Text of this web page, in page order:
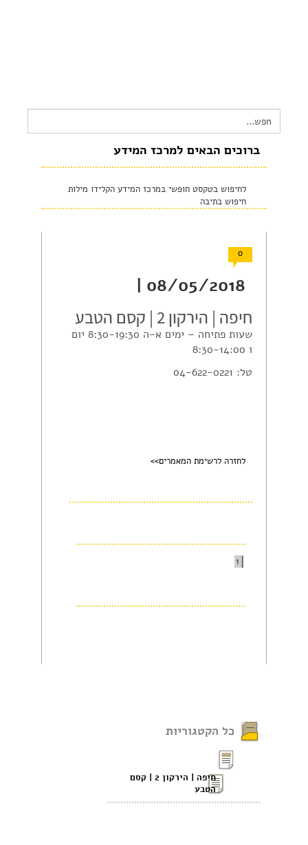
Search
for:
ברוכים הבאים למרכז המידע
לחיפוש בטקסט חופשי במרכז המידע הקלידו מילות
חיפוש בתיבה
0
08/05/2018 |
חיפה | הירקון 2 | קסם הטבע
שעות פתיחה – ימים א-ה 8:30-19:30 יום
ו 8:30-14:00
טל: 04-622-0221
לחזרה לרשימת המאמרים>>
1
כל הקטגוריות
חיפה | הירקון 2 | קסם
הטבע